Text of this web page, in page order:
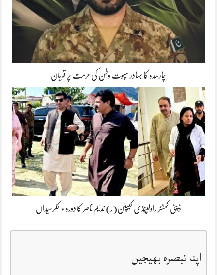
چارسدہ کا بہادر سپوت وطن کی حرمت پر قربان
ڈپٹی کمشنر راولپنڈی کیپٹن(ر) ندیم ناصر کا دورہء کلرسیداں
اپنا تبصرہ بھیجیں